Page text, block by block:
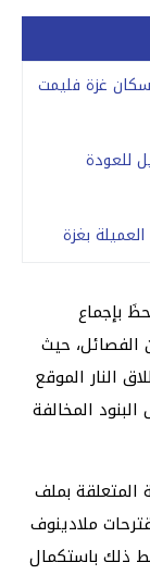
غزة فليمت
للعودة
بغزة
بإجماع
حيث
النار الموقع
المخالفة
المتعلقة بملف
ملادينوف
ذلك باستكمال